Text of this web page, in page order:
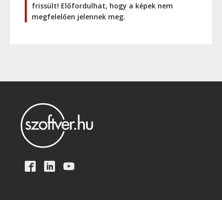
frissült! Előfordulhat, hogy a képek nem
megfelelően jelennek meg.